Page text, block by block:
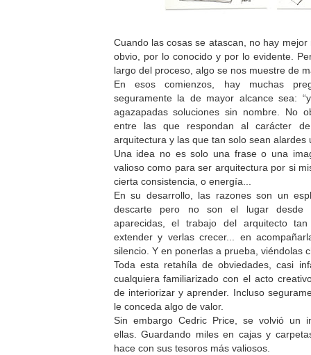
Cuando las cosas se atascan, no hay
obvio, por lo conocido y por lo evidente.
largo del proceso, algo se nos muestre de
En esos comienzos, hay muchas
seguramente la de mayor alcance sea:
agazapadas soluciones sin nombre. No
entre las que respondan al carácter
arquitectura y las que tan solo sean alardes
Una idea no es solo una frase o una
valioso como para ser arquitectura por si
cierta consistencia, o energía...
En su desarrollo, las razones son un
descarte pero no son el lugar desde
aparecidas, el trabajo del arquitecto
extender y verlas crecer... en
silencio. Y en ponerlas a prueba, viéndolas
Toda esta retahíla de obviedades, casi
cualquiera familiarizado con el acto
de interiorizar y aprender. Incluso
le conceda algo de valor.
Sin embargo Cedric Price, se volvió un
ellas. Guardando miles en cajas y
hace con sus tesoros más valiosos.